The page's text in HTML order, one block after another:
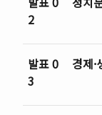
2
발표 0
3
경제·